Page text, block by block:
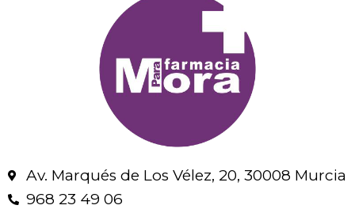
Av. Marqués de Los Vélez, 20, 30008 Murcia
968 23 49 06